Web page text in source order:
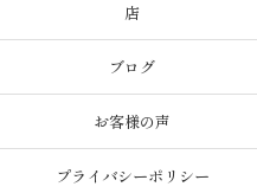
店
ブログ
お客様の声
プライバシーポリシー